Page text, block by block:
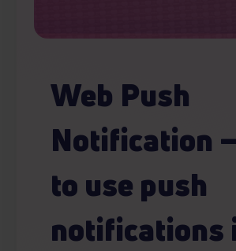
Web Push
Notification
to use push
notifications